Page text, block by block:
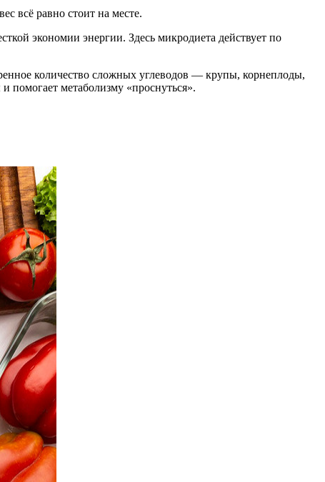
всё равно стоит на месте.
экономии энергии. Здесь микродиета действует по
количество сложных углеводов — крупы, корнеплоды,
метаболизму «проснуться».